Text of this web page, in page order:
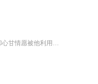
内容简介 佐山道夫拥有一双可以塑造完美发型的手。他讨得不少女顾客的欢心，她们有钱有势，却心甘情愿被他利用、欺骗。女人们的目的是将他占为己有。但道夫迫切地渴望成功，他不愿为情感放弃前程，更不愿被人束缚。面对纠缠不休的女人们，他终于藏不住自私...